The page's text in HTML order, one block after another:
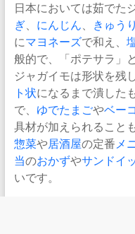
日本においては茹でた
ぎ、 にんじん きゅうり
にマヨネーズで和え、
般的で、「ポテサラ」
ジャガイモは形状を残
ト状になるまで潰した
で、 ゆでたまごやベー
具材が加えられること
惣菜や居酒屋の定番 メ
当のおかずやサンドイ
いです。